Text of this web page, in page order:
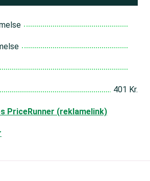
401 Kr.
PriceRunner (reklamelink)